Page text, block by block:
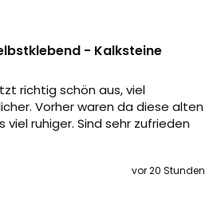
- Kalksteine
richtig schön aus, viel
Vorher waren da diese alten
viel ruhiger. Sind sehr zufrieden
vor 20 Stunden